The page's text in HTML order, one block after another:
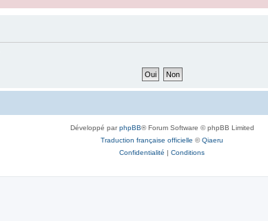
Développé parphpBB® Forum Software © phpBB Limited
Traduction française officielle ©Qiaeru
Confidentialité | Conditions